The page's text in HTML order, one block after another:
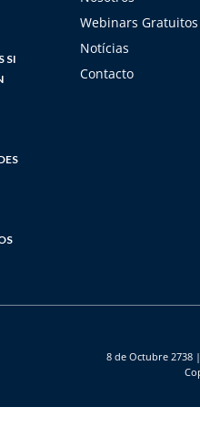
SI
Webinars Gratuitos
Notícias
Contacto
8 de Octubre 2738